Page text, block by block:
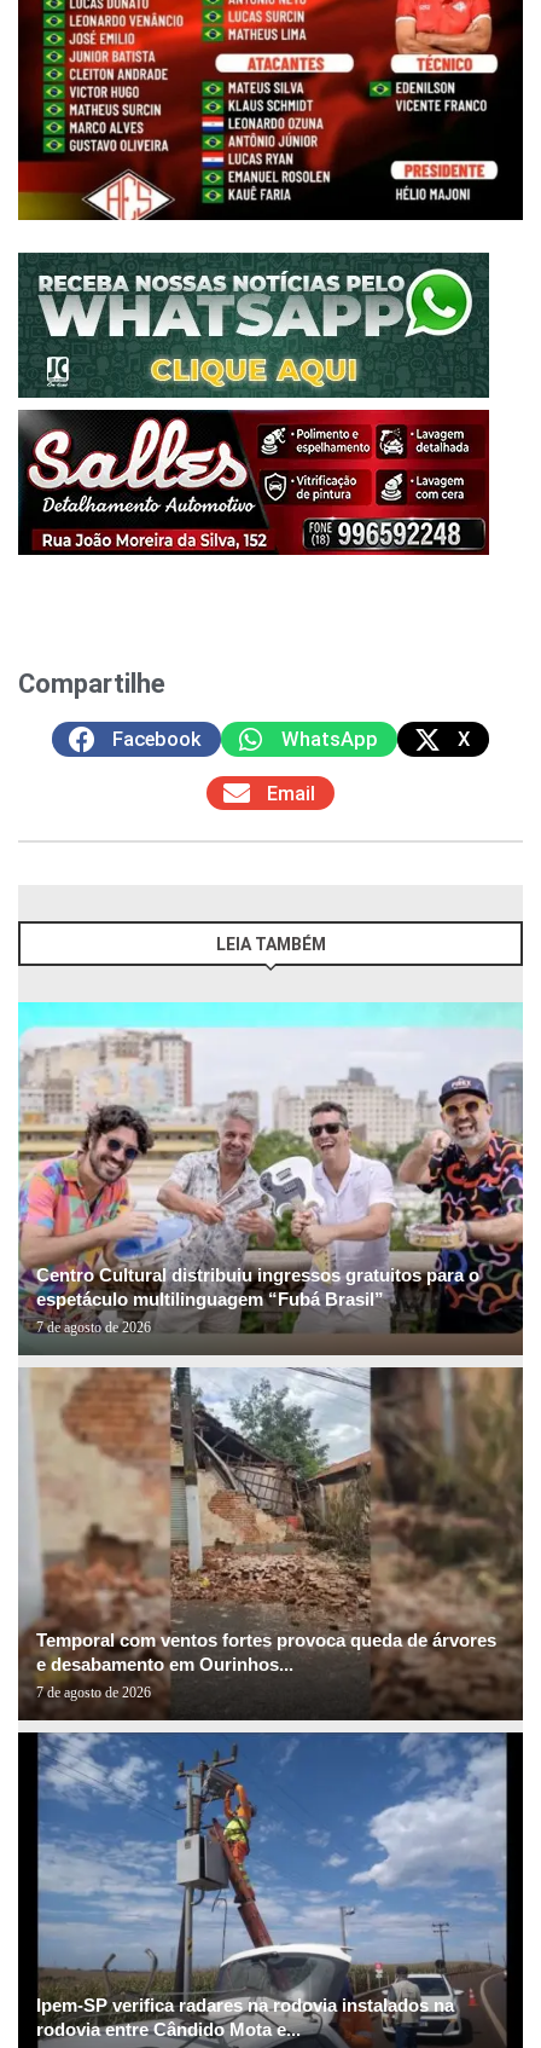
Compartilhe
Facebook WhatsApp X
Email
LEIA TAMBÉM
Centro Cultural distribuiu ingressos gratuitos para o
espetáculo multilinguagem “Fubá Brasil”
7 de agosto de 2026
Temporal com ventos fortes provoca queda de árvores
e desabamento em Ourinhos...
7 de agosto de 2026
Ipem-SP verifica radares na rodovia instalados na
rodovia entre Cândido Mota e...